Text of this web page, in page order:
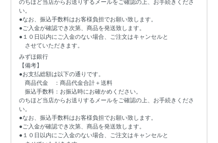
のちほど当店からお送りするメールをご確認の上、お手続きくださ
い。
●なお、振込手数料はお客様負担でお願い致します。
●ご入金が確認でき次第、商品を発送致します。
●１０日以内にご入金のない場合、ご注文はキャンセルと
させていただきます。
みずほ銀行
【備考】
●お支払総額は以下の通りです。
商品代金 ：商品代金合計＋送料
振込手数料：お振込時にお確かめください。
のちほど当店からお送りするメールをご確認の上、お手続きくださ
い。
●なお、振込手数料はお客様負担でお願い致します。
●ご入金が確認でき次第、商品を発送致します。
●１０日以内にご入金のない場合、ご注文はキャンセルと